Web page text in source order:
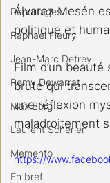
Reportages
Raphael Fleury
Jean-Marc Detrey
Remy Dewarrat
Max Borg
Laurent Scherlen
Memento
En bref
Álvarez Mesén
politique et
Film d’un beauté
brute qui
une réflexion
maladroitement
https://